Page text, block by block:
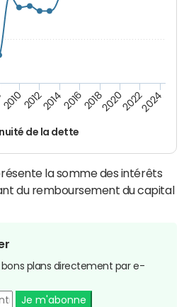
de la dette
20102012201420162018202020222024
la somme des intérêts
du remboursement du capital
bons plans directement par e-
Je m'abonne